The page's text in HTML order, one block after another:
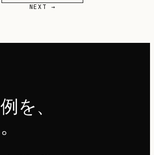
NEXT →
を、